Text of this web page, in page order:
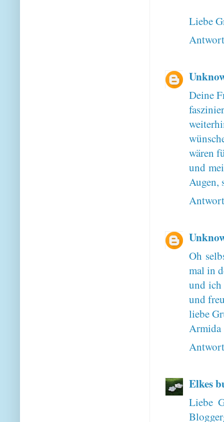
Liebe
Deine
wären
und
Augen,
Oh
mal in
und ich
und
liebe
Armida
Elkes
Liebe